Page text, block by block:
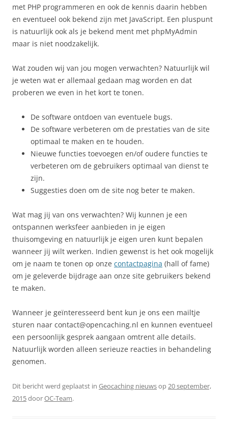
met PHP programmeren en ook de kennis daarin hebben
en eventueel ook bekend zijn met JavaScript. Een pluspunt
is natuurlijk ook als je bekend ment met phpMyAdmin
maar is niet noodzakelijk.
Wat zouden wij van jou mogen verwachten? Natuurlijk wil
je weten wat er allemaal gedaan mag worden en dat
proberen we even in het kort te tonen.
De software ontdoen van eventuele bugs.
De software verbeteren om de prestaties van de site
optimaal te maken en te houden.
Nieuwe functies toevoegen en/of oudere functies te
verbeteren om de gebruikers optimaal van dienst te
zijn.
Suggesties doen om de site nog beter te maken.
Wat mag jij van ons verwachten? Wij kunnen je een
ontspannen werksfeer aanbieden in je eigen
thuisomgeving en natuurlijk je eigen uren kunt bepalen
wanneer jij wilt werken. Indien gewenst is het ook mogelijk
om je naam te tonen op onze contactpagina (hall of fame)
om je geleverde bijdrage aan onze site gebruikers bekend
te maken.
Wanneer je geïnteresseerd bent kun je ons een mailtje
sturen naar contact@opencaching.nl en kunnen eventueel
een persoonlijk gesprek aangaan omtrent alle details.
Natuurlijk worden alleen serieuze reacties in behandeling
genomen.
Dit bericht werd geplaatst in Geocaching nieuwsop20 september,
2015doorOC-Team.